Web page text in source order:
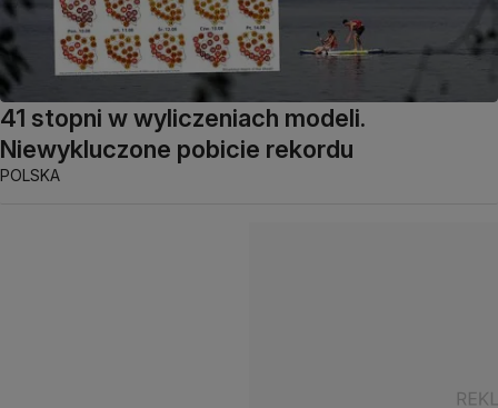
41 stopni w wyliczeniach modeli.
Niewykluczone pobicie rekordu
POLSKA